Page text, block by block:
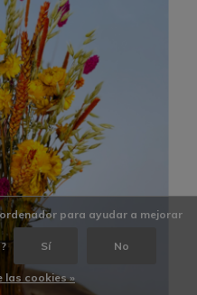
para ayudar a mejorar
Sí No
las cookies »